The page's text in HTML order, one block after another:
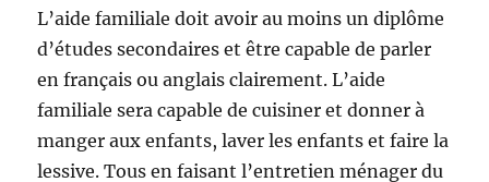
L’aide familiale doit avoir au moins un diplôme
d’études secondaires et être capable de parler
en français ou anglais clairement. L’aide
familiale sera capable de cuisiner et donner à
manger aux enfants, laver les enfants et faire la
lessive. Tous en faisant l’entretien ménager du